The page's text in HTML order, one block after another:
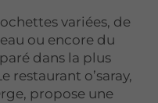
variées, de
ou encore du
dans la plus
restaurant o’saray,
propose une